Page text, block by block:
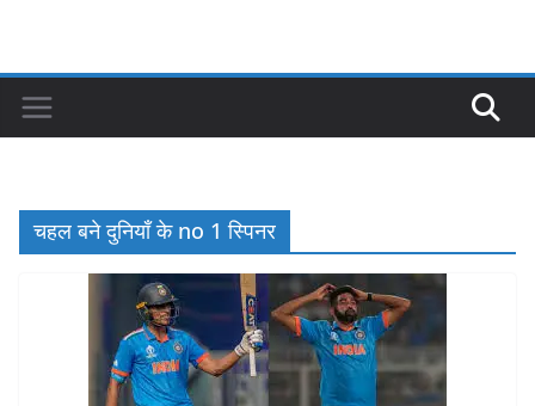
चहल बने दुनियाँ के no 1 स्पिनर